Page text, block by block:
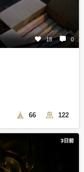
18 0
66 122
3日前